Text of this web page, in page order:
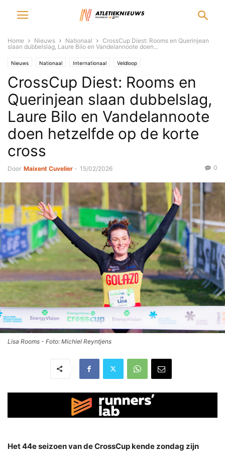
Home Nieuws Nationaal
CrossCup Diest: Rooms en Querinjean
slaan dubbelslag, Laure Bilo en Vandelannoote doen...
Nieuws Nationaal Internationaal Veldloop
CrossCup Diest: Rooms en
Querinjean slaan dubbelslag,
Laure Bilo en Vandelannoote
doen hetzelfde op de korte
cross
Door Maixent Cuvelier - 15/02/2026 0
Lisa Rooms - Foto: Michiel Reyntjens
Het 44e seizoen van de CrossCup kende zondag zijn